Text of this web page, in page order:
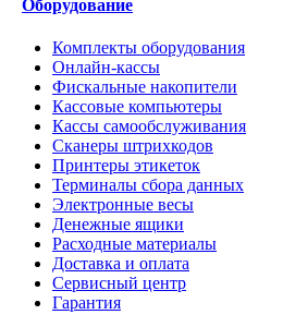
Оборудование
Комплекты оборудования
Онлайн-кассы
Фискальные накопители
Кассовые компьютеры
Кассы самообслуживания
Сканеры штрихкодов
Принтеры этикеток
Терминалы сбора данных
Электронные весы
Денежные ящики
Расходные материалы
Доставка и оплата
Сервисный центр
Гарантия